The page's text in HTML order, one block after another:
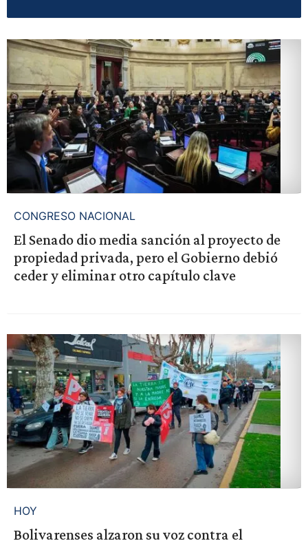
CONGRESO NACIONAL
El Senado dio media sanción al proyecto de
propiedad privada, pero el Gobierno debió
ceder y eliminar otro capítulo clave
HOY
Bolivarenses alzaron su voz contra el